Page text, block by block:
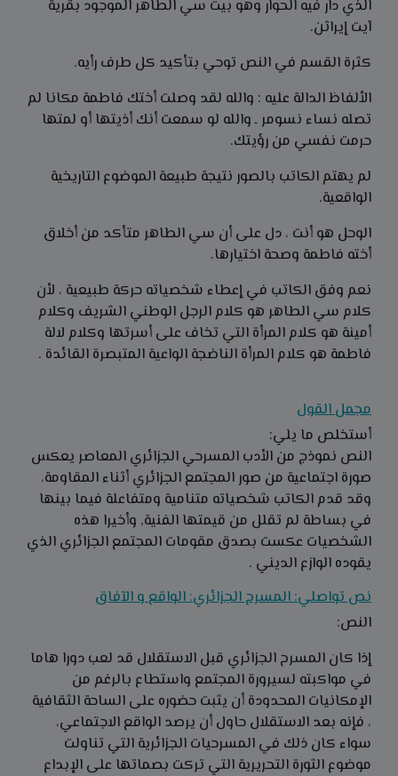
الذي دار فيه الحوار وهو بيت سي الطاهر الموجود بقرية
آيت إيراثن.
كثرة القسم في النص توحي بتأكيد كل طرف رأيه.
الألفاظ الدالة عليه : والله لقد وصلت أختك فاطمة مكانا لم
تصله نساء نسومر ـ والله لو سمعت أنك أذيتها أو لمتها
حرمت نفسي من رؤيتك.
لم يهتم الكاتب بالصور نتيجة طبيعة الموضوع التاريخية
الواقعية.
الوحل هو أنت ، دل على أن سي الطاهر متأكد من أخلاق
أخته فاطمة وصحة اختيارها.
نعم وفق الكاتب في إعطاء شخصياته حركة طبيعية ، لأن
كلام سي الطاهر هو كلام الرجل الوطني الشريف وكلام
أمينة هو كلام المرأة التي تخاف على أسرتها وكلام لالة
فاطمة هو كلام المرأة الناضجة الواعية المتبصرة القائدة .
مجمل القول
أستخلص ما يلي:
النص نموذج من الأدب المسرحي الجزائري المعاصر يعكس
صورة اجتماعية من صور المجتمع الجزائري أثناء المقاومة،
وقد قدم الكاتب شخصياته متنامية ومتفاعلة فيما بينها
في بساطة لم تقلل من قيمتها الفنية, وأخيرا هذه
الشخصيات عكست بصدق مقومات المجتمع الجزائري الذي
يقوده الوازع الديني .
نص تواصلي: المسرح الجزائري: الواقع و الآفاق
النص:
إذا كان المسرح الجزائري قبل الاستقلال قد لعب دورا هاما
في مواكبته لسيرورة المجتمع واستطاع بالرغم من
الإمكانيات المحدودة أن يثبت حضوره على الساحة الثقافية
، فإنه بعد الاستقلال حاول أن يرصد الواقع الاجتماعي،
سواء كان ذلك في المسرحيات الجزائرية التي تناولت
موضوع الثورة التحريرية التي تركت بصماتها على الإبداع